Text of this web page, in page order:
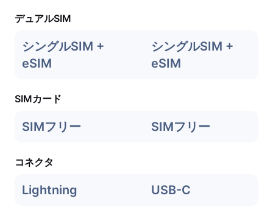
デュアルSIM
シングルSIM +
eSIM
シングルSIM +
eSIM
SIMカード
SIMフリー SIMフリー
コネクタ
Lightning USB-C